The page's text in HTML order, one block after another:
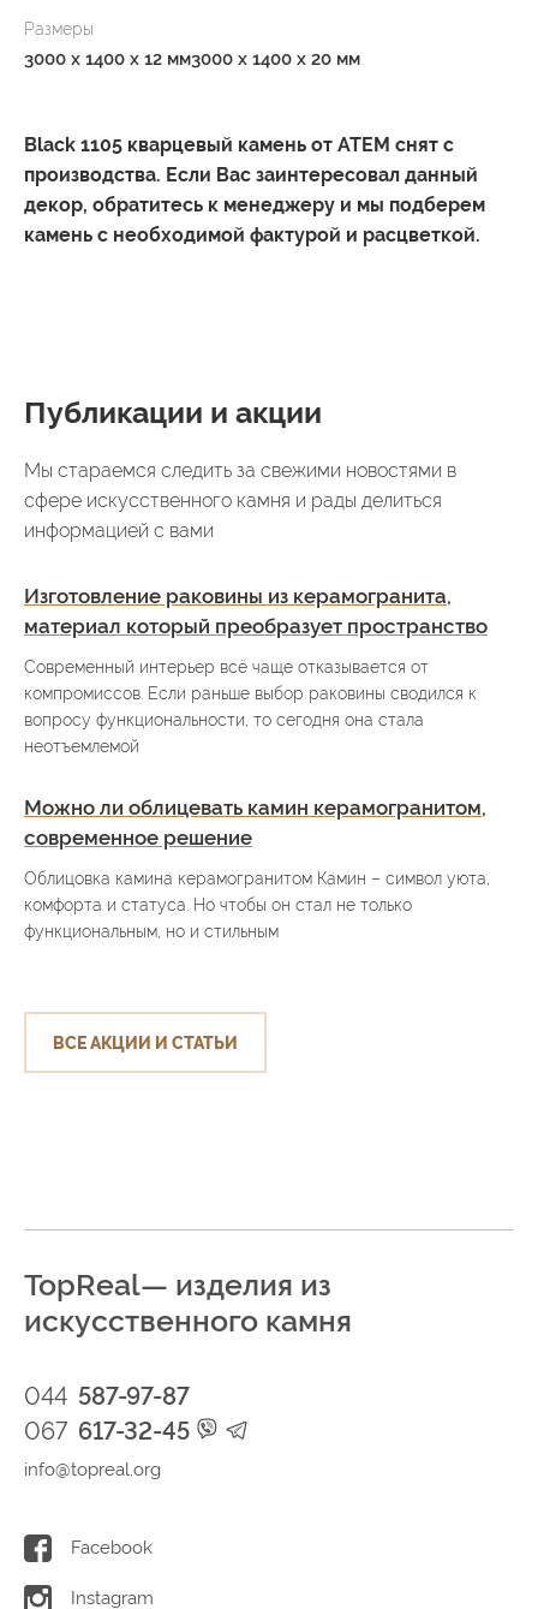
Размеры
3000 x 1400 x 12 мм3000 x 1400 x 20 мм
Black 1105 кварцевый камень от ATEM снят с
производства. Если Вас заинтересовал данный
декор, обратитесь к менеджеру и мы подберем
камень с необходимой фактурой и расцветкой.
Публикации и акции
Мы стараемся следить за свежими новостями в
сфере искусственного камня и рады делиться
информацией с вами
Изготовление раковины из керамогранита,
материал который преобразует пространство
Современный интерьер всё чаще отказывается от
компромиссов. Если раньше выбор раковины сводился к
вопросу функциональности, то сегодня она стала
неотъемлемой
Можно ли облицевать камин керамогранитом,
современное решение
Облицовка камина керамогранитом Камин – символ уюта,
комфорта и статуса. Но чтобы он стал не только
функциональным, но и стильным
ВСЕ АКЦИИ И СТАТЬИ
TopReal— изделия из
искусственного камня
044 587-97-87
067 617-32-45
info@topreal.org
Facebook
Instagram